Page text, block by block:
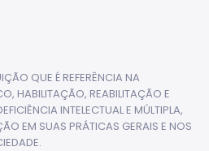
QUE É REFERÊNCIA NA
HABILITAÇÃO, REABILITAÇÃO E
INTELECTUAL E MÚLTIPLA,
EM SUAS PRÁTICAS GERAIS E NOS